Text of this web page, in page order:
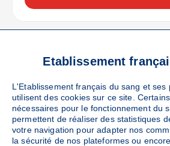
Etablissement
L'Etablissement français du sang et ses
utilisent des cookies sur ce site.
nécessaires pour le fonctionnement du
permettent de réaliser des statistiques
votre navigation pour adapter nos
la sécurité de nos plateformes ou